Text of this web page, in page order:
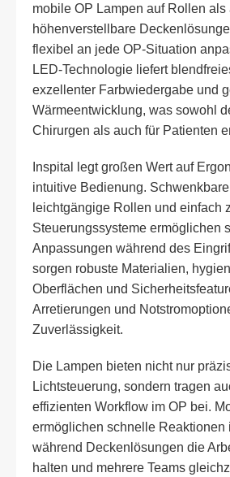
mobile OP Lampen auf Rollen als
höhenverstellbare
flexibel an jede OP-Situation
LED-Technologie liefert
exzellenter Farbwiedergabe und
Wärmeentwicklung, was sowohl
Chirurgen als auch für Patienten
Inspital legt großen Wert auf
intuitive Bedienung.
leichtgängige Rollen und einfach
Steuerungssysteme ermöglichen
Anpassungen während des
sorgen robuste Materialien,
Oberflächen und
Arretierungen und
Zuverlässigkeit.
Die Lampen bieten nicht nur
Lichtsteuerung, sondern tragen
effizienten Workflow im OP bei.
ermöglichen schnelle Reaktionen
während Deckenlösungen die
halten und mehrere Teams